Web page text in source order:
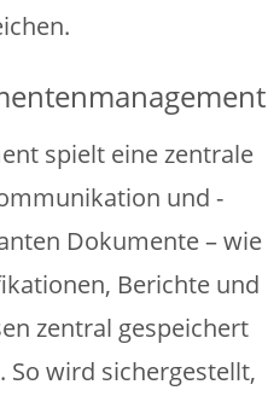
spielt eine zentrale
und -
Dokumente – wie
Berichte und
zentral gespeichert
wird sichergestellt,